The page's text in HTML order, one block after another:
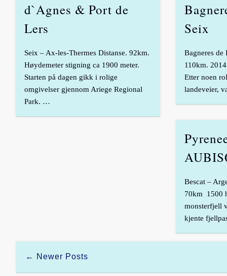
d`Agnes & Port de
Lers
Seix – Ax-les-Thermes Distanse. 92km.
Høydemeter stigning ca 1900 meter.
Starten på dagen gikk i rolige
omgivelser gjennom Ariege Regional
Park. …
Seix
Bagneres de
110km.
Etter noen
landeveier,
Bescat –
70km 1500
monsterfjell
kjente
← Newer Posts